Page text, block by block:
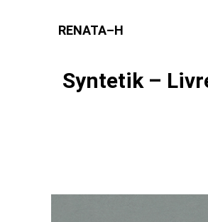
RENATA–H
Syntetik –